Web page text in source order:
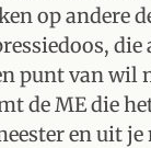
op andere
punt van wil
de ME die
en uit